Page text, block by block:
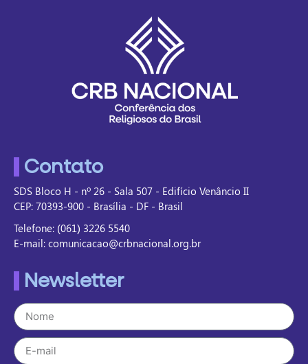
Contato
SDS Bloco H - nº 26 - Sala 507 - Edifício Venâncio II
CEP: 70393-900 - Brasília - DF - Brasil
Telefone: (061) 3226 5540
E-mail: comunicacao@crbnacional.org.br
Newsletter